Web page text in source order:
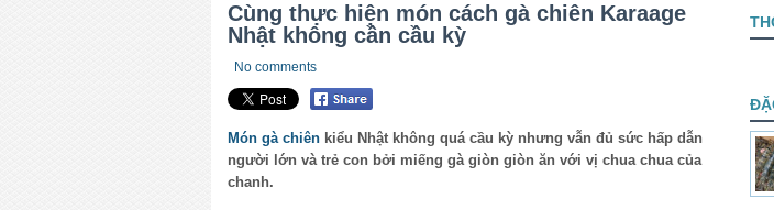
Cùng thực hiện món cách gà chiên Karaage
Nhật không cần cầu kỳ
No comments
Món gà chiên kiểu Nhật không quá cầu kỳ nhưng vẫn đủ sức hấp dẫn
người lớn và trẻ con bởi miếng gà giòn giòn ăn với vị chua chua của
chanh.